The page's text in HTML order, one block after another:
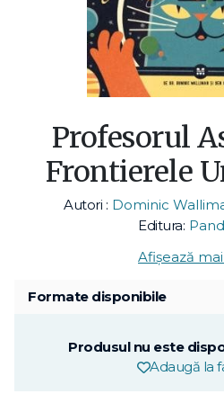
Profesorul
Frontierele
Autori : Dominic
Editura:
Afișează
Formate disponibile
Produsul nu este
Adaugă la